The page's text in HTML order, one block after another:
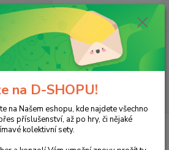
Menu
ks
0 Kč
Duty: Modern Warfare 3
na D-SHOPU!
na Našem eshopu, kde najdete všechno
příslušenství, až po hry, či nějaké
kolektivní sety.